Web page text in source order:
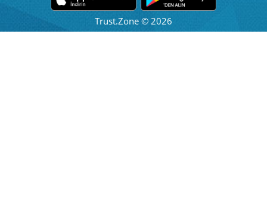
Trust.Zone © 2026